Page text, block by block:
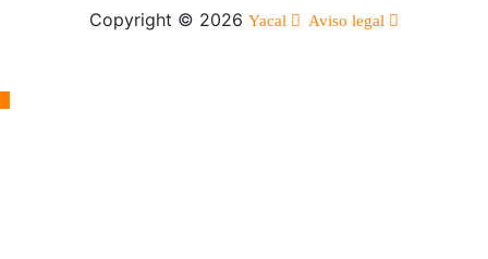
Copyright © 2026 Yacal Aviso legal